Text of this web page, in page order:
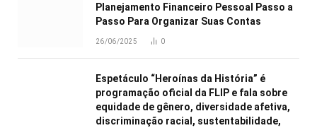
Planejamento Financeiro Pessoal Passo a
Passo Para Organizar Suas Contas
26/06/2025 0
Espetáculo “Heroínas da História” é
programação oficial da FLIP e fala sobre
equidade de gênero, diversidade afetiva,
discriminação racial, sustentabilidade,